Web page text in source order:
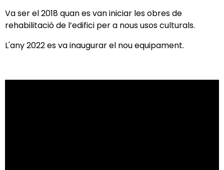
Va ser el 2018 quan es van iniciar les obres de
rehabilitació de l’edifici per a nous usos culturals.
L'any 2022 es va inaugurar el nou equipament.